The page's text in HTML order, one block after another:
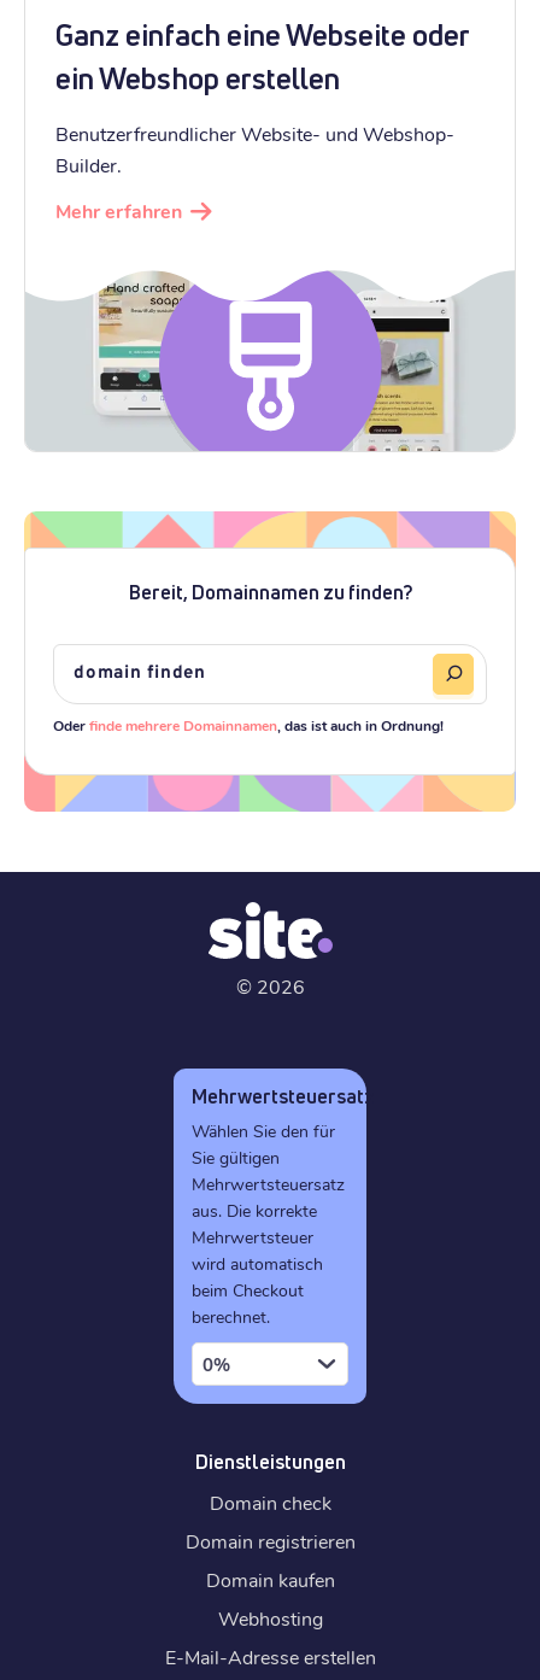
Ganz einfach eine Webseite oder
ein Webshop erstellen
Benutzerfreundlicher Website- und Webshop-
Builder.
Mehr erfahren
Bereit, Domainnamen zu finden?
Oderfinde mehrere Domainnamen , das ist auch in Ordnung!
© 2026
Mehrwertsteuersatz
Wählen Sie den für
Sie gültigen
Mehrwertsteuersatz
aus. Die korrekte
Mehrwertsteuer
wird automatisch
beim Checkout
berechnet.
0%
Dienstleistungen
Domain check
Domain registrieren
Domain kaufen
Webhosting
E-Mail-Adresse erstellen